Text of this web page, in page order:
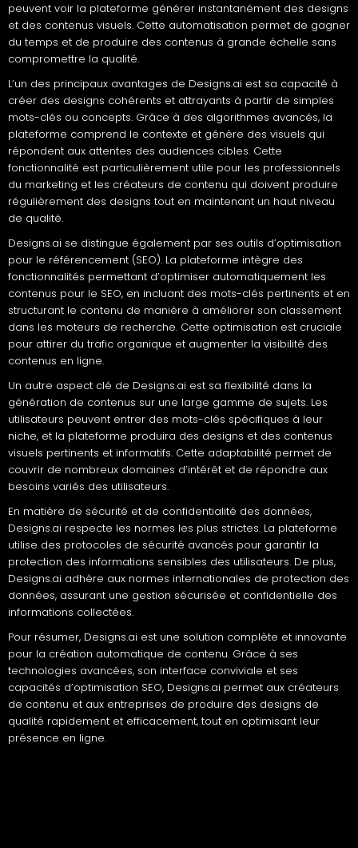
peuvent voir la plateforme générer instantanément des designs
et des contenus visuels. Cette automatisation permet de gagner
du temps et de produire des contenus à grande échelle sans
compromettre la qualité.
L’un des principaux avantages de Designs.ai est sa capacité à
créer des designs cohérents et attrayants à partir de simples
mots-clés ou concepts. Grâce à des algorithmes avancés, la
plateforme comprend le contexte et génère des visuels qui
répondent aux attentes des audiences cibles. Cette
fonctionnalité est particulièrement utile pour les professionnels
du marketing et les créateurs de contenu qui doivent produire
régulièrement des designs tout en maintenant un haut niveau
de qualité.
Designs.ai se distingue également par ses outils d’optimisation
pour le référencement (SEO). La plateforme intègre des
fonctionnalités permettant d’optimiser automatiquement les
contenus pour le SEO, en incluant des mots-clés pertinents et en
structurant le contenu de manière à améliorer son classement
dans les moteurs de recherche. Cette optimisation est cruciale
pour attirer du trafic organique et augmenter la visibilité des
contenus en ligne.
Un autre aspect clé de Designs.ai est sa flexibilité dans la
génération de contenus sur une large gamme de sujets. Les
utilisateurs peuvent entrer des mots-clés spécifiques à leur
niche, et la plateforme produira des designs et des contenus
visuels pertinents et informatifs. Cette adaptabilité permet de
couvrir de nombreux domaines d’intérêt et de répondre aux
besoins variés des utilisateurs.
En matière de sécurité et de confidentialité des données,
Designs.ai respecte les normes les plus strictes. La plateforme
utilise des protocoles de sécurité avancés pour garantir la
protection des informations sensibles des utilisateurs. De plus,
Designs.ai adhère aux normes internationales de protection des
données, assurant une gestion sécurisée et confidentielle des
informations collectées.
Pour résumer, Designs.ai est une solution complète et innovante
pour la création automatique de contenu. Grâce à ses
technologies avancées, son interface conviviale et ses
capacités d’optimisation SEO, Designs.ai permet aux créateurs
de contenu et aux entreprises de produire des designs de
qualité rapidement et efficacement, tout en optimisant leur
présence en ligne.